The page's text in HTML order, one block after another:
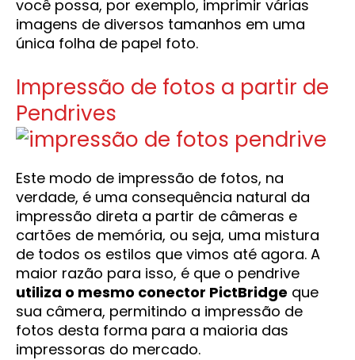
você possa, por exemplo, imprimir várias
imagens de diversos tamanhos em uma
única folha de papel foto.
Impressão de fotos a partir de
Pendrives
Este modo de impressão de fotos, na
verdade, é uma consequência natural da
impressão direta a partir de câmeras e
cartões de memória, ou seja, uma mistura
de todos os estilos que vimos até agora. A
maior razão para isso, é que o pendrive
utiliza o mesmo conector PictBridge que
sua câmera, permitindo a impressão de
fotos desta forma para a maioria das
impressoras do mercado.